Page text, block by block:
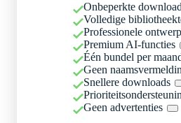
Onbeperkte
Volledige
Professionele
Premium AI-functies
Één bundel per
Geen
Snellere downloads
Geen advertenties